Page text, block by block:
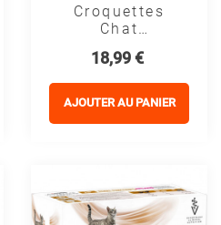
Croquettes
Chat
Adult Avec
Optidigest
Poulet Purina
Prix
18,99 €
AJOUTER AU PANIER